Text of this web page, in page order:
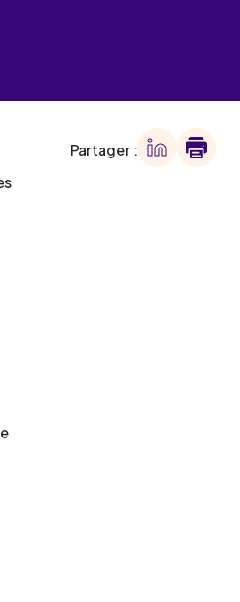
Partager :